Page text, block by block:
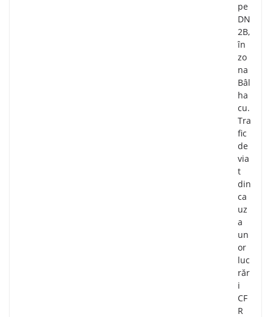
pe
DN
2B,
în
zo
na
Bâl
ha
cu.
Tra
fic
de
via
t
din
ca
uz
a
un
or
luc
răr
i
CF
R